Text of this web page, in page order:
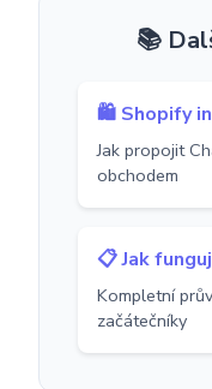
📚
🛍️ Shopify
Jak propojit
obchodem
📋 Jak
Kompletní
začátečníky